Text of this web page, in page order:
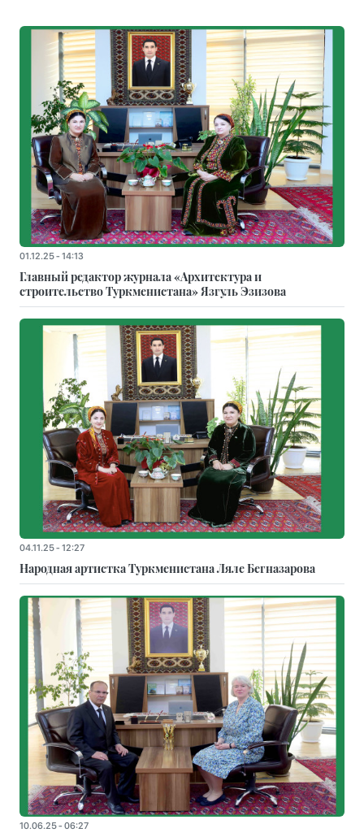
01.12.25 - 14:13
Главный редактор журнала «Архитектура и
строительство Туркменистана» Язгуль Эзизова
04.11.25 - 12:27
Народная артистка Туркменистана Ляле Бегназарова
10.06.25 - 06:27